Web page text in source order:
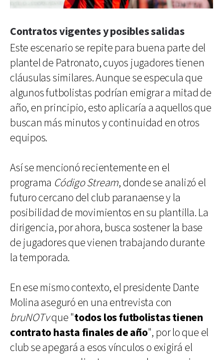
Contratos vigentes y posibles salidas
Este escenario se repite para buena parte del
plantel de Patronato, cuyos jugadores tienen
cláusulas similares. Aunque se especula que
algunos futbolistas podrían emigrar a mitad de
año, en principio, esto aplicaría a aquellos que
buscan más minutos y continuidad en otros
equipos.
Así se mencionó recientemente en el
programa Código Stream, donde se analizó el
futuro cercano del club paranaense y la
posibilidad de movimientos en su plantilla. La
dirigencia, por ahora, busca sostener la base
de jugadores que vienen trabajando durante
la temporada.
En ese mismo contexto, el presidente Dante
Molina aseguró en una entrevista con
bruNOTvque "todos los futbolistas tienen
contrato hasta finales de año", por lo que el
club se apegará a esos vínculos o exigirá el